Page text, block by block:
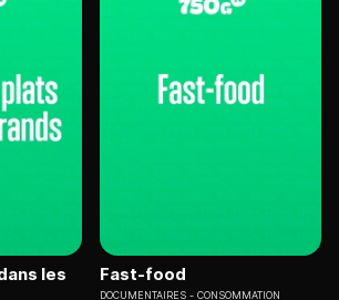
les
Fast-food
DOCUMENTAIRES CONSOMMATION